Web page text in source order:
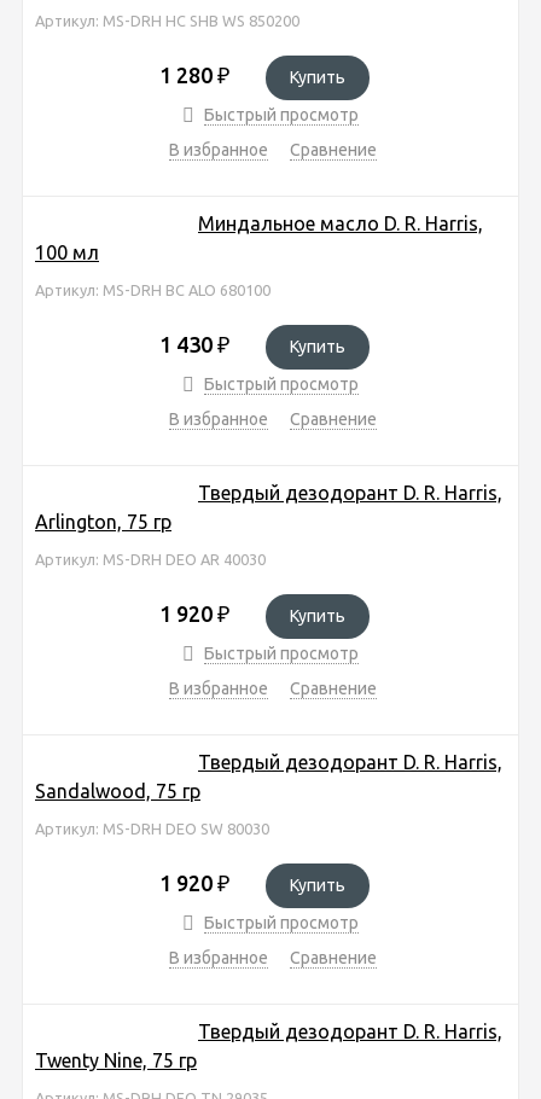
Артикул: MS-DRH HC SHB WS 850200
1 280 ₽
Купить
Быстрый просмотр
В избранное
Сравнение
Миндальное масло D. R. Harris,
100 мл
Артикул: MS-DRH BC ALO 680100
1 430 ₽
Купить
Быстрый просмотр
В избранное
Сравнение
Твердый дезодорант D. R. Harris,
Arlington, 75 гр
Артикул: MS-DRH DEO AR 40030
1 920 ₽
Купить
Быстрый просмотр
В избранное
Сравнение
Твердый дезодорант D. R. Harris,
Sandalwood, 75 гр
Артикул: MS-DRH DEO SW 80030
1 920 ₽
Купить
Быстрый просмотр
В избранное
Сравнение
Твердый дезодорант D. R. Harris,
Twenty Nine, 75 гр